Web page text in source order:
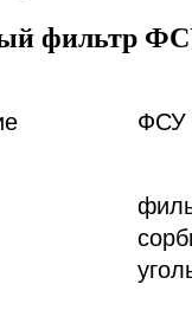
фильтр
ФСУ